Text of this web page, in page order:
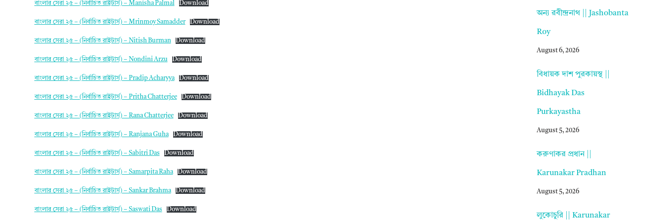
বাংলার সেরা ২৫ – (নির্বাচিত রাইটার্স) – Manisha Palmal Download
বাংলার সেরা ২৫ – (নির্বাচিত রাইটার্স) – Mrinmoy Samadder Download
বাংলার সেরা ২৫ – (নির্বাচিত রাইটার্স) – Nitish Burman Download
বাংলার সেরা ২৫ – (নির্বাচিত রাইটার্স) – Nondini Arzu Download
বাংলার সেরা ২৫ – (নির্বাচিত রাইটার্স) – Pradip Acharyya Download
বাংলার সেরা ২৫ – (নির্বাচিত রাইটার্স) – Pritha Chatterjee Download
বাংলার সেরা ২৫ – (নির্বাচিত রাইটার্স) – Rana Chatterjee Download
বাংলার সেরা ২৫ – (নির্বাচিত রাইটার্স) – Ranjana Guha Download
বাংলার সেরা ২৫ – (নির্বাচিত রাইটার্স) – Sabitri Das Download
বাংলার সেরা ২৫ – (নির্বাচিত রাইটার্স) – Samarpita Raha Download
বাংলার সেরা ২৫ – (নির্বাচিত রাইটার্স) – Sankar Brahma Download
বাংলার সেরা ২৫ – (নির্বাচিত রাইটার্স) – Saswati Das Download
অন্য রবীন্দ্রনাথ || Jashobanta
Roy
August 6, 2026
বিধায়ক দাশ পুরকায়স্থ ||
Bidhayak Das
Purkayastha
August 5, 2026
করুণাকর প্রধান ||
Karunakar Pradhan
August 5, 2026
লুকোচুরি || Karunakar